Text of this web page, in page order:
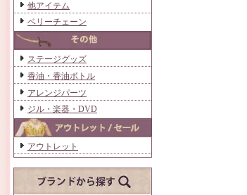
他アイテム
ベリーチェーン
ステージグッズ
香油・香油ボトル
アレンジパーツ
ジル・楽器・DVD
アウトレット